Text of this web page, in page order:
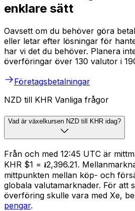
enklare sätt
Oavsett om du behöver göra
eller letar efter lösningar för
har vi det du behöver. Planera
överföringar över 130 valutor i
Företagsbetalningar
NZD till KHR Vanliga frågor
Vad är växelkursen NZD till KHR idag?
Från och med 12:45 UTC är
KHR $1 = ៛2,396.21.
mittpunkten mellan köp- och
globala valutamarknader. För att
överföring skulle vara med Xe,
pengar.